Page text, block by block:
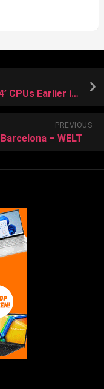
AMD to bring its Ryzen 7000 ‘Zen 4’ CPUs Earlier in the market, Expected To be dropped by Q3 Launch
PREVIOUS
– WELT